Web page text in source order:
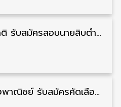
สำนักงานตำรวจแห่งชาติ รับสมัครสอบนายสิบตำรวจ วุฒิ ม.6/ปวช. 6,000 อัตรา รับสมัคร 8 – 19 สิงหาคม
สำนักงานปลัดกระทรวงพาณิชย์ รับสมัครคัดเลือกพนักงานราชการ วุฒิ ปวส./ป.ตรี 11 อัตรา รับสมัคร 10 – 21 สิงหาคม